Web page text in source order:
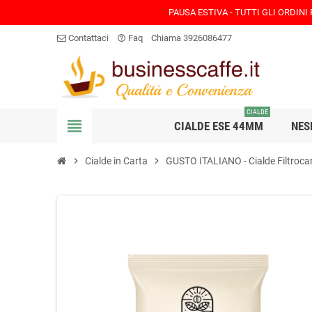
PAUSA ESTIVA - TUTTI GLI
Contattaci help_outline Faq Chiama 3926086477
view_headline CIALDE ESE 44MM
CIALDE
chevron_right Cialde in Carta chevron_right GUSTO ITALIANO - Cialde